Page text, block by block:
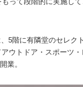
5階に有隣堂のセレク
ウトドア・スポーツ
業。